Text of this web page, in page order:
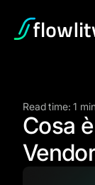
Read time: 1
Cosa